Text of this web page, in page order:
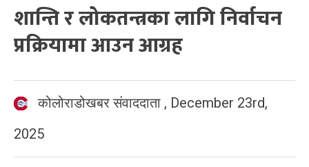
शान्ति र लोकतन्त्रका लागि निर्वाचन
प्रक्रियामा आउन आग्रह
कोलोराडोखबर संवाददाता , December 23rd,
2025